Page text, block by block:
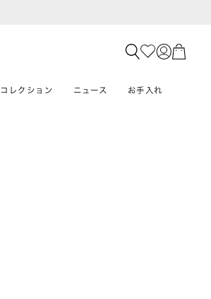
コレクション ニュース お手入れ